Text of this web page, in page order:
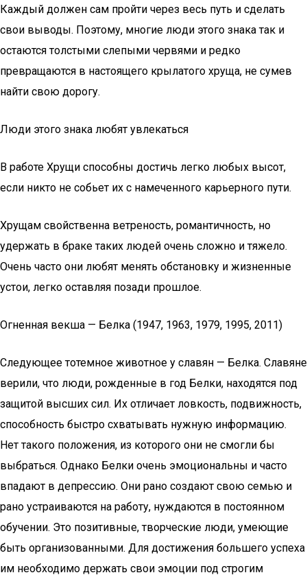
Каждый должен сам пройти через весь путь и сделать
свои выводы. Поэтому, многие люди этого знака так и
остаются толстыми слепыми червями и редко
превращаются в настоящего крылатого хруща, не сумев
найти свою дорогу.
Люди этого знака любят увлекаться
В работе Хрущи способны достичь легко любых высот,
если никто не собьет их с намеченного карьерного пути.
Хрущам свойственна ветреность, романтичность, но
удержать в браке таких людей очень сложно и тяжело.
Очень часто они любят менять обстановку и жизненные
устои, легко оставляя позади прошлое.
Огненная векша — Белка (1947, 1963, 1979, 1995, 2011)
Следующее тотемное животное у славян — Белка. Славяне
верили, что люди, рожденные в год Белки, находятся под
защитой высших сил. Их отличает ловкость, подвижность,
способность быстро схватывать нужную информацию.
Нет такого положения, из которого они не смогли бы
выбраться. Однако Белки очень эмоциональны и часто
впадают в депрессию. Они рано создают свою семью и
рано устраиваются на работу, нуждаются в постоянном
обучении. Это позитивные, творческие люди, умеющие
быть организованными. Для достижения большего успеха
им необходимо держать свои эмоции под строгим